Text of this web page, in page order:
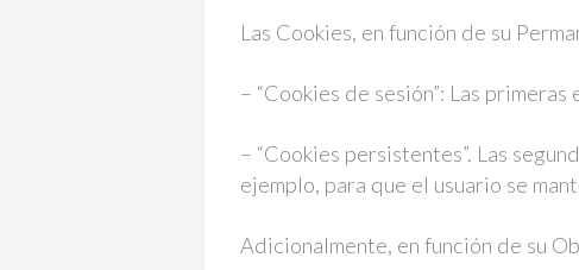
Las Cookies, en función de su
– “Cookies de sesión”: Las
– “Cookies persistentes”. Las
ejemplo, para que el usuario se
Adicionalmente, en función de su